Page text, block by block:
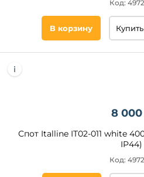
Код:
В корзину
8 000
Спот Italline IT02-011 white
IP44)
Код: